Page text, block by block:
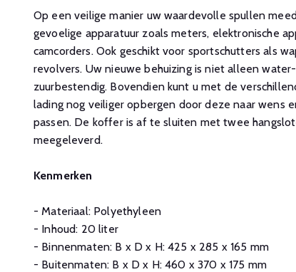
Op een veilige manier uw waardevolle spullen
gevoelige apparatuur zoals meters, elektronische
camcorders. Ook geschikt voor sportschutters als
revolvers. Uw nieuwe behuizing is niet alleen
zuurbestendig. Bovendien kunt u met de
lading nog veiliger opbergen door deze naar wens
passen. De koffer is af te sluiten met twee
meegeleverd.
Kenmerken
- Materiaal: Polyethyleen
- Inhoud: 20 liter
- Binnenmaten: B x D x H: 425 x 285 x 165 mm
- Buitenmaten: B x D x H: 460 x 370 x 175 mm